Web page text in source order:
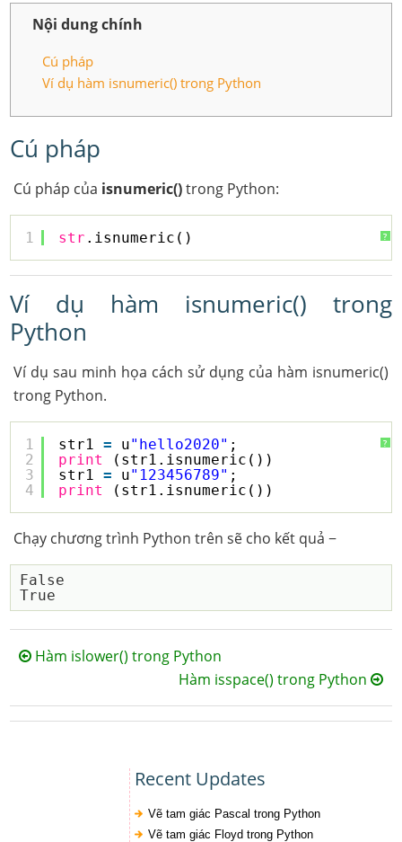
Nội dung chính
Cú pháp
Ví dụ hàm isnumeric() trong Python
Cú pháp
Cú pháp của isnumeric()trong Python:
?
1 str .isnumeric()
Ví dụ hàm isnumeric() trong
Python
Ví dụ sau minh họa cách sử dụng của hàm isnumeric()
trong Python.
?
1
2
3
4
str1 = u"hello2020" ;
print
(str1.isnumeric())
str1 = u"123456789" ;
print
(str1.isnumeric())
Chạy chương trình Python trên sẽ cho kết quả −
False
Hàm islower() trong Python
Hàm isspace() trong Python
Recent Updates
Vẽ tam giác Pascal trong Python
Vẽ tam giác Floyd trong Python